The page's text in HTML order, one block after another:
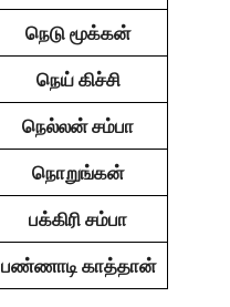
நெடு மூக்கன்
நெய் கிச்சி
நெல்லன் சம்பா
நொறுங்கன்
பக்கிரி சம்பா
பண்ணாடி காத்தான்